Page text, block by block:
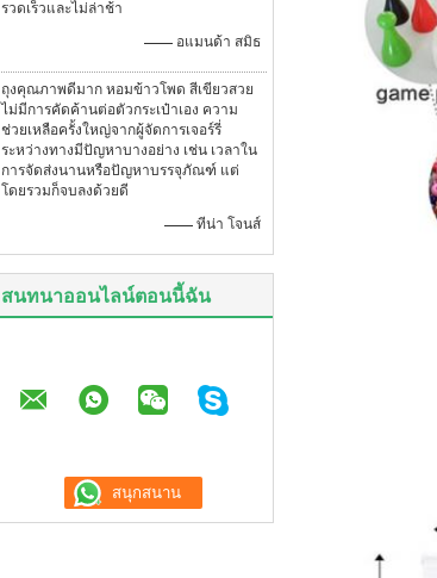
รวดเร็วและไม่ล่าช้า
—— อแมนด้า สมิธ
ถุงคุณภาพดีมาก หอมข้าวโพด สีเขียวสวย
ไม่มีการคัดค้านต่อตัวกระเป๋าเอง ความ
ช่วยเหลือครั้งใหญ่จากผู้จัดการเจอร์รี่
ระหว่างทางมีปัญหาบางอย่าง เช่น เวลาใน
การจัดส่งนานหรือปัญหาบรรจุภัณฑ์ แต่
โดยรวมก็จบลงด้วยดี
—— ทีน่า โจนส์
สนทนาออนไลน์ตอนนี้ฉัน